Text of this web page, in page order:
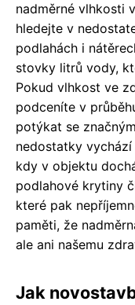
nadměrné vlhkosti
hledejte v
podlahách i
stovky litrů vody,
Pokud vlhkost ve
podceníte v
potýkat se
nedostatky
kdy v objektu
podlahové krytiny
které pak
paměti, že
ale ani našemu
Jak